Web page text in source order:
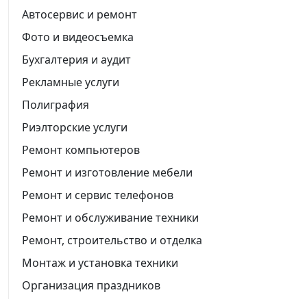
Автосервис и ремонт
Фото и видеосъемка
Бухгалтерия и аудит
Рекламные услуги
Полиграфия
Риэлторские услуги
Ремонт компьютеров
Ремонт и изготовление мебели
Ремонт и сервис телефонов
Ремонт и обслуживание техники
Ремонт, строительство и отделка
Монтаж и установка техники
Организация праздников